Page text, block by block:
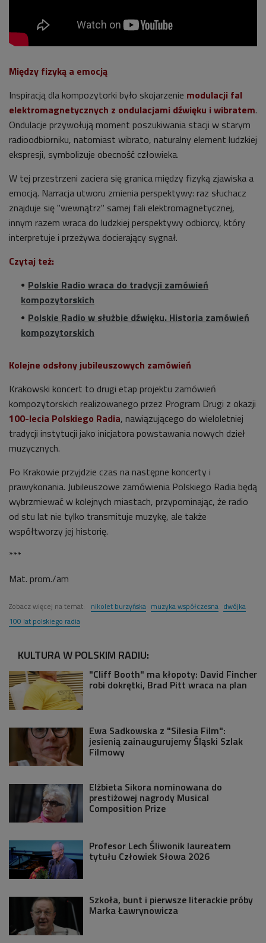
Między fizyką a emocją
Inspiracją dla kompozytorki było skojarzenie modulacji fal
elektromagnetycznych z ondulacjami dźwięku i wibratem.
Ondulacje przywołują moment poszukiwania stacji w starym
radioodbiorniku, natomiast wibrato, naturalny element ludzkiej
ekspresji, symbolizuje obecność człowieka.
W tej przestrzeni zaciera się granica między fizyką zjawiska a
emocją. Narracja utworu zmienia perspektywy: raz słuchacz
znajduje się "wewnątrz" samej fali elektromagnetycznej,
innym razem wraca do ludzkiej perspektywy odbiorcy, który
interpretuje i przeżywa docierający sygnał.
Czytaj też:
Polskie Radio wraca do tradycji zamówień
kompozytorskich
Polskie Radio w służbie dźwięku. Historia zamówień
kompozytorskich
Kolejne odsłony jubileuszowych zamówień
Krakowski koncert to drugi etap projektu zamówień
kompozytorskich realizowanego przez Program Drugi z okazji
100-lecia Polskiego Radia, nawiązującego do wieloletniej
tradycji instytucji jako inicjatora powstawania nowych dzieł
muzycznych.
Po Krakowie przyjdzie czas na następne koncerty i
prawykonania. Jubileuszowe zamówienia Polskiego Radia będą
wybrzmiewać w kolejnych miastach, przypominając, że radio
od stu lat nie tylko transmituje muzykę, ale także
współtworzy jej historię.
***
Mat. prom./am
Zobacz więcej na temat: nikolet burzyńska muzyka współczesna dwójka
100 lat polskiego radia
KULTURA W POLSKIM RADIU:
"Cliff Booth" ma kłopoty: David Fincher
robi dokrętki, Brad Pitt wraca na plan
Ewa Sadkowska z "Silesia Film":
jesienią zainaugurujemy Śląski Szlak
Filmowy
Elżbieta Sikora nominowana do
prestiżowej nagrody Musical
Composition Prize
Profesor Lech Śliwonik laureatem
tytułu Człowiek Słowa 2026
Szkoła, bunt i pierwsze literackie próby
Marka Ławrynowicza